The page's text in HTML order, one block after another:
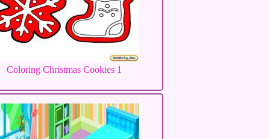
Coloring Christmas Cookies 1